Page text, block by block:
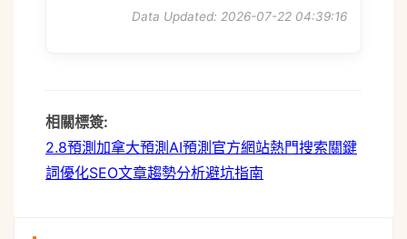
Data Updated: 2026-07-22 04:39:16
相關標簽:
2.8預測 加拿大預測 AI預測 官方網站熱門搜索關鍵
詞優化SEO文章趨勢分析避坑指南